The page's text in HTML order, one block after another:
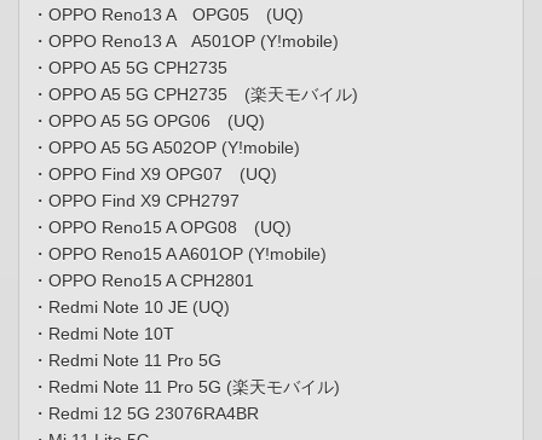
・OPPO Reno13 A OPG05 (UQ)
・OPPO Reno13 A A501OP (Y!mobile)
・OPPO A5 5G CPH2735
・OPPO A5 5G CPH2735 (楽天モバイル)
・OPPO A5 5G OPG06 (UQ)
・OPPO A5 5G A502OP (Y!mobile)
・OPPO Find X9 OPG07 (UQ)
・OPPO Find X9 CPH2797
・OPPO Reno15 A OPG08 (UQ)
・OPPO Reno15 A A601OP (Y!mobile)
・OPPO Reno15 A CPH2801
・Redmi Note 10 JE (UQ)
・Redmi Note 10T
・Redmi Note 11 Pro 5G
・Redmi Note 11 Pro 5G (楽天モバイル)
・Redmi 12 5G 23076RA4BR